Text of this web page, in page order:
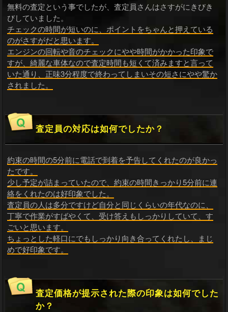
無料の査定という事でしたが、査定員さんはさすがにきびき
びしていました。
チェックの時間が短いのに、ポイントをちゃんと押えている
のがさすがだと思います。
エンジンの回転や音のチェックにやや時間がかかった印象で
すが、綺麗な車体なので査定時間も短くて済みますと言って
いた通り、正味3分程度で終わってしまいその短さにやや驚か
されました。
査定員の対応は如何でしたか？
約束の時間の5分前に電話で到着を予告してくれたのが良かっ
たです。
少し予定が詰まっていたので、約束の時間きっかり5分前に連
絡をくれたのは好印象でした。
査定員の人は多分ですけど自分と同じくらいの年代なのに、
丁寧で作業がすばやくて、受け答えもしっかりしていて、す
ごいと思います。
ちょっとした軽口にでもしっかり向き合ってくれたし、まじ
めで好印象です。
査定価格が提示された際の印象は如何でした
か？